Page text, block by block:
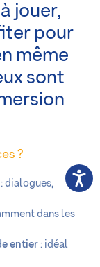
jouer,
pour
même
sont
?
: dialogues,
dans les
entier : idéal